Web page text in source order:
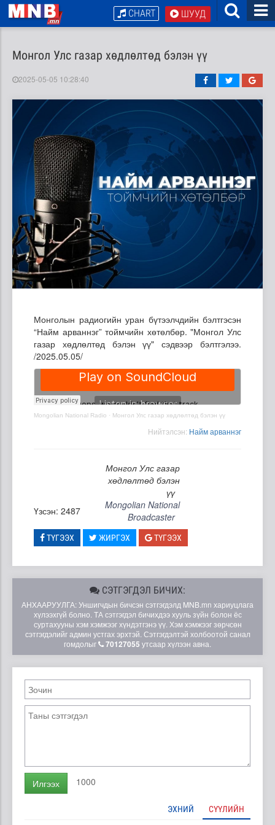
ШУУД
CHART
Монгол Улс газар хөдлөлтөд бэлэн үү
2025-05-05 10:28:40
Монголын радиогийн уран бүтээлчдийн бэлтгэсэн
“Найм арваннэг” тоймчийн хөтөлбөр. "Монгол Улс
газар хөдлөлтөд бэлэн үү" сэдвээр бэлтгэлээ.
/2025.05.05/
Mongolian National Radio · Монгол Улс газар хөдлөлтөд бэлэн үү
Нийтэлсэн: Найм арваннэг
Монгол Улс газар
хөдлөлтөд бэлэн
үү
Үзсэн: 2487
Mongolian National
Broadcaster
ТҮГЭЭХ ЖИРГЭХ ТҮГЭЭХ
СЭТГЭГДЭЛ БИЧИХ:
АНХААРУУЛГА: Уншигчдын бичсэн сэтгэгдэлд MNB.mn хариуцлага
хүлээхгүй болно. ТА сэтгэгдэл бичихдээ хууль зүйн болон ёс
суртахууны хэм хэмжээг хүндэтгэнэ үү. Хэм хэмжээг зөрчсөн
сэтгэгдэлийг админ устгах эрхтэй. Сэтгэгдэлтэй холбоотой санал
гомдолыг
70127055 утсаар хүлээн авна.
Илгээх 1000
ЭХНИЙ СҮҮЛИЙН